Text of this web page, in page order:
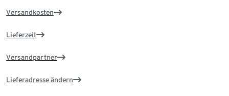
Versandkosten
Lieferzeit
Versandpartner
Lieferadresse ändern